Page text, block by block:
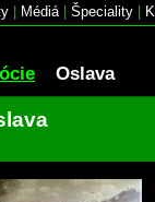
Médiá| Špeciality
Oslava